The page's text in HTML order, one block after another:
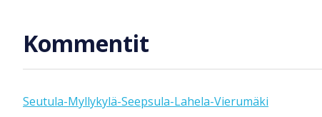
Kommentit
Seutula-Myllykylä-Seepsula-Lahela-Vierumäki